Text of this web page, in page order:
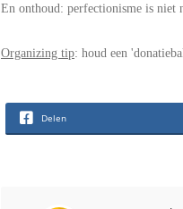
En onthoud: perfectionisme is niet
Organizing tip: houd een
Delen